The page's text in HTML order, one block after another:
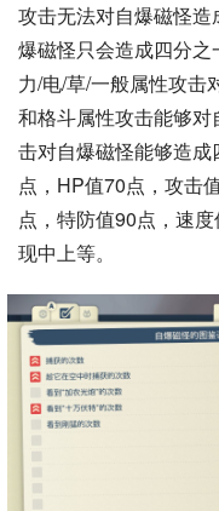
攻击无法对自爆磁怪
爆磁怪只会造成四分
力/电/草/一般属性攻击
和格斗属性攻击能够
击对自爆磁怪能够造
点，HP值70点，攻击
点，特防值90点，速
现中上等。